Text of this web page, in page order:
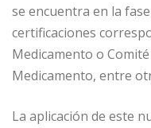
se encuentra en la
certificaciones
Medicamento o
Medicamento, entre
La aplicación de este